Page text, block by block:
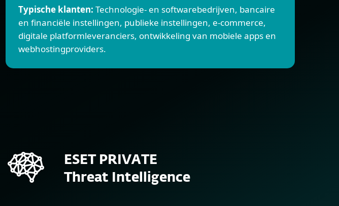
Typische klanten: Technologie- en softwarebedrijven, bancaire
en financiële instellingen, publieke instellingen, e-commerce,
digitale platformleveranciers, ontwikkeling van mobiele apps en
webhostingproviders.
ESET PRIVATE
Threat Intelligence